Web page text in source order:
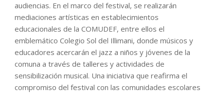
audiencias. En el marco del festival, se realizarán
mediaciones artísticas en establecimientos
educacionales de la COMUDEF, entre ellos el
emblemático Colegio Sol del Illimani, donde músicos y
educadores acercarán el jazz a niños y jóvenes de la
comuna a través de talleres y actividades de
sensibilización musical. Una iniciativa que reafirma el
compromiso del festival con las comunidades escolares